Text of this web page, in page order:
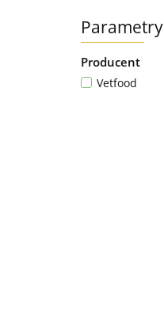
Parametry
Producent
Vetfood